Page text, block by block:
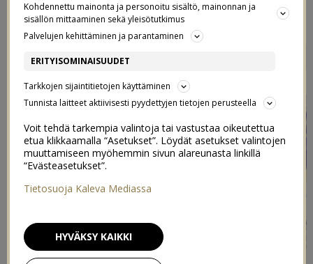
LIPPISLOVEE
Kohdennettu mainonta ja personoitu sisältö, mainonnan ja
sisällön mittaaminen sekä yleisötutkimus
Palvelujen kehittäminen ja parantaminen
ERITYISOMINAISUUDET
Tarkkojen sijaintitietojen käyttäminen
Tunnista laitteet aktiivisesti pyydettyjen tietojen perusteella
Voit tehdä tarkempia valintoja tai vastustaa oikeutettua
etua klikkaamalla “Asetukset”. Löydät asetukset valintojen
muuttamiseen myöhemmin sivun alareunasta linkillä
“Evästeasetukset”.
Tietosuoja Kaleva Mediassa
HYVÄKSY KAIKKI